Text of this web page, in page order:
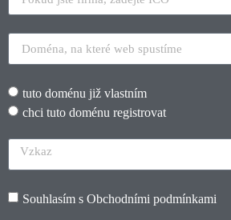
tuto doménu již vlastním
chci tuto doménu registrovat
Souhlasím s Obchodními podmínkami